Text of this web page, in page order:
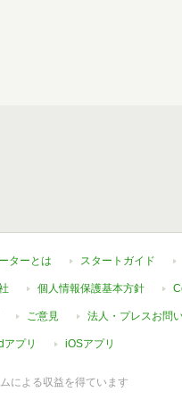
ターとは スタートガイド
個人情報保護基本方針
ご意見 法人・プレスお問
プリ iOSアプリ
による収益を得ています